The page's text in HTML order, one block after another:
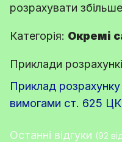
розрахувати
Категорія: Окремі
Приклади
Приклад розрахунку
вимогами ст. 625 ЦК
Останні відгуки (92